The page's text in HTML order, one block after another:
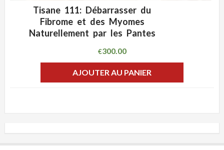
ADD WISHLIST
Tisane 111: Débarrasser du
Fibrome et des Myomes
Naturellement par les Pantes
€300.00
AJOUTER AU PANIER